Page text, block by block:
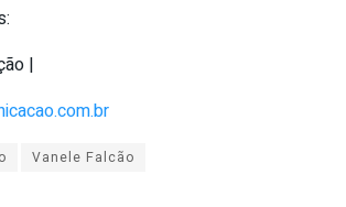
|
Vanele Falcão